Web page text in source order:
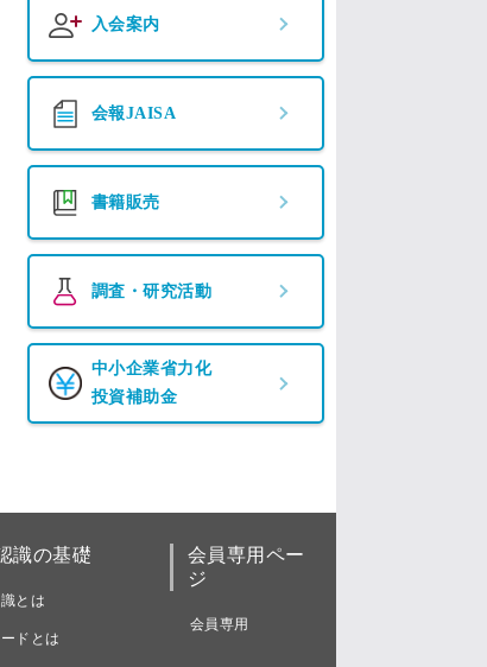
入会案内
会報JAISA
書籍販売
調査・研究活動
中小企業省力化
投資補助金
識の基礎
とは
ドとは
会員専用ペー
ジ
会員専用